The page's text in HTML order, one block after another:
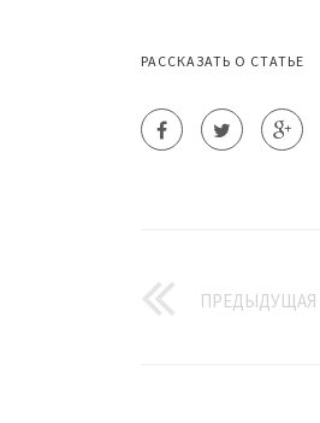
РАССКАЗАТЬ О СТАТЬЕ
ПРЕДЫДУЩАЯ